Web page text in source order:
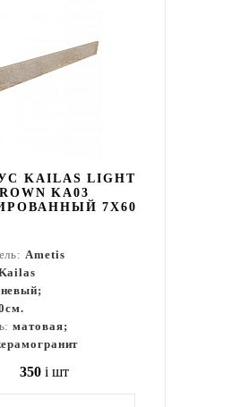
KAILAS LIGHT
KA03
7X60
Ametis
матовая;
350 i шт